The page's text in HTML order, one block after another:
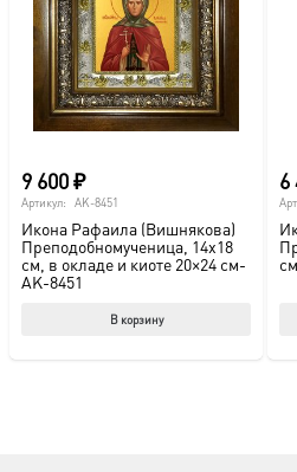
9 600₽
Артикул: AK-8451
Икона Рафаила (Вишнякова)
Преподобномученица, 14х18
см, в окладе и киоте 20×24 см-
AK-8451
В корзину
6